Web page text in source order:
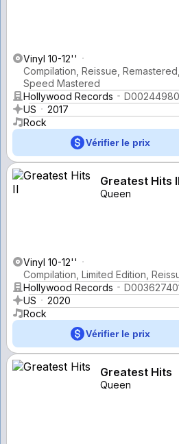
Vinyl 10-12''
Compilation, Reissue,
Speed Mastered
Hollywood Records
US
2017
Rock
Vérifier le prix
Greatest Hits II
Queen
Vinyl 10-12''
Compilation, Limited Edition,
Hollywood Records
US
2020
Rock
Vérifier le prix
Greatest Hits
Queen